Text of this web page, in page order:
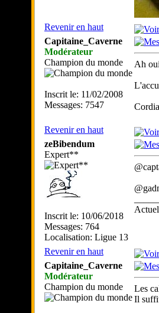
Revenir en haut
Capitaine_Caverne
Modérateur
Champion du monde
Inscrit le: 11/02/2008
Messages: 7547
Ah
Revenir en haut
zeBibendum
Expert**
Inscrit le: 10/06/2018
Messages: 764
Localisation: Ligue 13
Revenir en haut
Capitaine_Caverne
Modérateur
Champion du monde
Les
Il